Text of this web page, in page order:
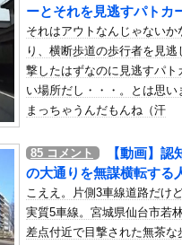
おかしい。軍拡競争を助長し世界
の子の椅子にされてたらｗｗｗ
えてる動画が拡散されてしまう…
女子高生って好きじゃないの？
アジア人短小男
、爆笑されてしま
思い長男のDNA鑑定をするがいい
のHIV感染が2000％急増…ウクライ
1週間途絶え、様々な憶測が飛び交
ーとそれを見逃すパトカ
それはアウトなんじゃない
り、横断歩道の歩行者を見
撃したはずなのに見逃すパ
い場所だし・・・。とは思
まっちゃうんだもんね（汗
85 コメント
【動画】
の大通りを無謀横転する
こええ。片側3車線道路だけ
実質5車線。宮城県仙台市若
差点付近で目撃された無茶